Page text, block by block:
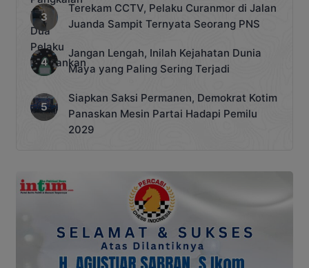
Terekam CCTV, Pelaku Curanmor di Jalan
Juanda Sampit Ternyata Seorang PNS
Jangan Lengah, Inilah Kejahatan Dunia
Maya yang Paling Sering Terjadi
Siapkan Saksi Permanen, Demokrat Kotim
Panaskan Mesin Partai Hadapi Pemilu
2029